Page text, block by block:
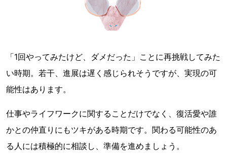
「1回やってみたけど、ダメだった」ことに再挑戦してみた
い時期。若干、進展は遅く感じられそうですが、実現の可
能性はあります。
仕事やライフワークに関することだけでなく、復活愛や誰
かとの仲直りにもツキがある時期です。関わる可能性のあ
る人には積極的に相談し、準備を進めましょう。